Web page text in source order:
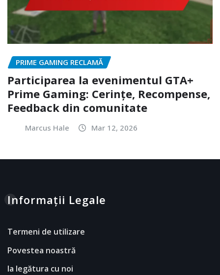
PRIME GAMING RECLAMĂ
Participarea la evenimentul GTA+
Prime Gaming: Cerințe, Recompense,
Feedback din comunitate
Marcus Hale Mar 12, 2026
Informații Legale
Termeni de utilizare
Povestea noastră
Ia legătura cu noi